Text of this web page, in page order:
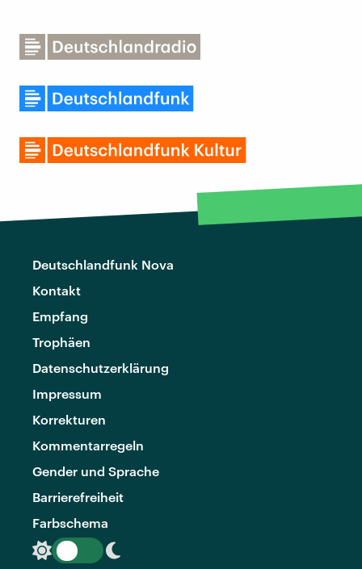
Deutschlandfunk Nova
Kontakt
Empfang
Trophäen
Datenschutzerklärung
Impressum
Korrekturen
Kommentarregeln
Gender und Sprache
Barrierefreiheit
Farbschema